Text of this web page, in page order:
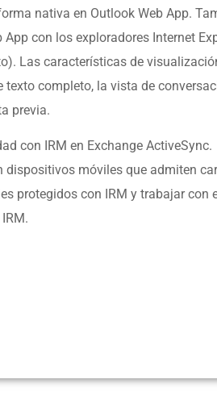
nativa en Outlook Web App.
App con los exploradores Internet
Las características de
texto completo, la vista de
previa.
con IRM en Exchange
dispositivos móviles que admiten
protegidos con IRM y trabajar